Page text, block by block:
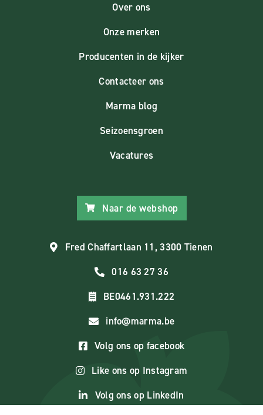
Over ons
Onze merken
Producenten in de kijker
Contacteer ons
Marma blog
Seizoensgroen
Vacatures
Naar de webshop
Fred Chaffartlaan 11, 3300 Tienen
016 63 27 36
BE0461.931.222
info@marma.be
Volg ons op facebook
Like ons op Instagram
Volg ons op LinkedIn